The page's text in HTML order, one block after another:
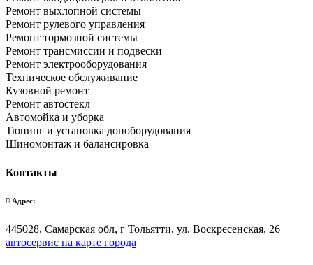
Ремонт выхлопной системы
Ремонт рулевого управления
Ремонт тормозной системы
Ремонт трансмиссии и подвески
Ремонт электрооборудования
Техническое обслуживание
Кузовной ремонт
Ремонт автостекл
Автомойка и уборка
Тюнинг и установка допоборудования
Шиномонтаж и балансировка
Контакты
Адрес:
445028, Самарская обл, г Тольятти, ул. Воскресенская, 26
автосервис на карте города